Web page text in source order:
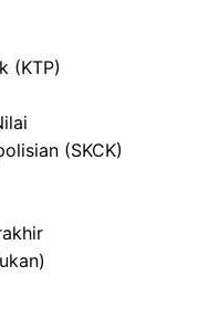
(KTP)
(SKCK)